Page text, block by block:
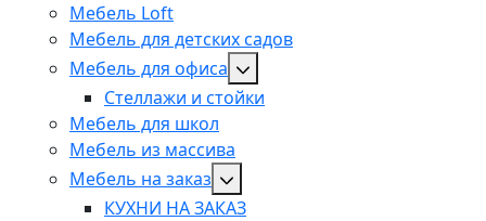
Мебель Loft
Мебель для детских садов
Мебель для офиса
Стеллажи и стойки
Мебель для школ
Мебель из массива
Мебель на заказ
КУХНИ НА ЗАКАЗ